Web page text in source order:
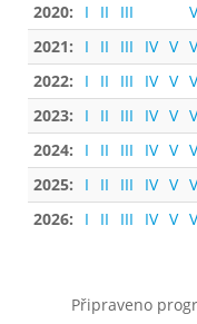
2020:
I II III
2021:
I II III IV V
2022:
I II III IV V
2023:
I II III IV V
2024:
I II III IV V
2025:
I II III IV V
2026:
I II III IV V
Připraveno